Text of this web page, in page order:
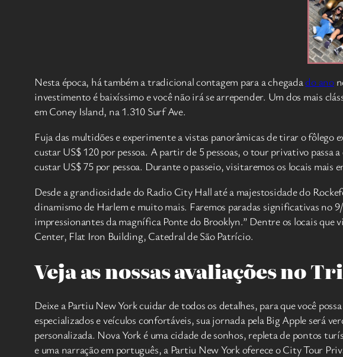
Nesta época, há também a tradicional contagem para a chegadado ano
investimento é baixíssimo e você não irá se arrepender. Um dos mais
em Coney Island, na 1.310 Surf Ave.
Fuja das multidões e experimente a vistas panorâmicas de tirar o fôlego
custar US$ 120 por pessoa. A partir de 5 pessoas, o tour privativo passa
custar US$ 75 por pessoa. Durante o passeio, visitaremos os locais
Desde a grandiosidade do Radio City Hall até a majestosidade do
dinamismo de Harlem e muito mais. Faremos paradas significativas no
impressionantes da magnífica Ponte do Brooklyn.” Dentre os locais
Center, Flat Iron Building, Catedral de São Patrício.
Veja as nossas avaliações no
Deixe a Partiu New York cuidar de todos os detalhes, para que você
especializados e veículos confortáveis, sua jornada pela Big Apple será
personalizada. Nova York é uma cidade de sonhos, repleta de pontos
e uma narração em português, a Partiu New York oferece o City Tour